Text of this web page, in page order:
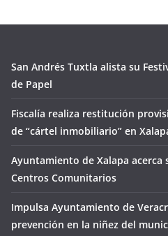
San Andrés Tuxtla alista su
de Papel
Fiscalía realiza restitución
de “cártel inmobiliario” en
Ayuntamiento de Xalapa acerca
Centros Comunitarios
Impulsa Ayuntamiento de
prevención en la niñez del